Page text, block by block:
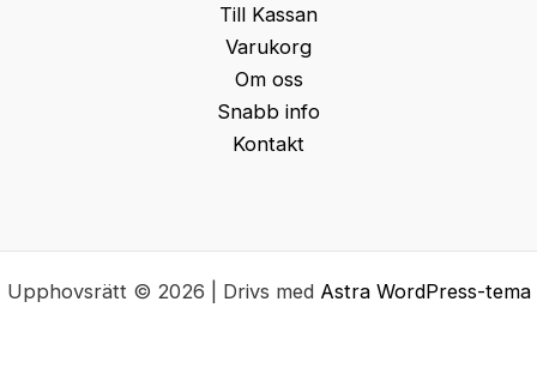
Till Kassan
Varukorg
Om oss
Snabb info
Kontakt
Upphovsrätt © 2026 | Drivs med Astra WordPress-tema